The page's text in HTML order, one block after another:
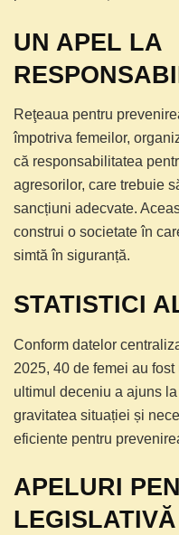
UN APEL LA
Reţeaua pentru
împotriva femeilor,
că responsabilitatea
agresorilor, care trebuie
sancțiuni adecvate.
construi o societate în
simtă în siguranță.
STATISTICI
Conform datelor
2025, 40 de femei au
ultimul deceniu a ajuns
gravitatea situației și
eficiente pentru
APELURI
LEGISLATIVĂ